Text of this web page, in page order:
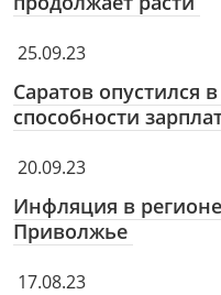
25.09.23
Саратов опустился
способности
20.09.23
Инфляция в
Приволжье
17.08.23